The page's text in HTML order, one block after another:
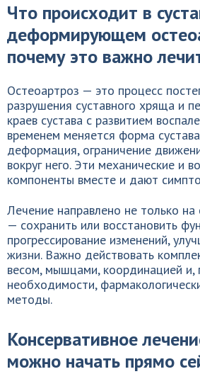
Что происходит в
деформирующем
почему это важно
Остеоартроз — это процесс
разрушения суставного хряща и
краев сустава с развитием
временем меняется форма
деформация, ограничение
вокруг него. Эти механические и
компоненты вместе и дают
Лечение направлено не только
— сохранить или восстановить
прогрессирование изменений,
жизни. Важно действовать
весом, мышцами, координацией и,
необходимости,
методы.
Консервативное
можно начать прямо